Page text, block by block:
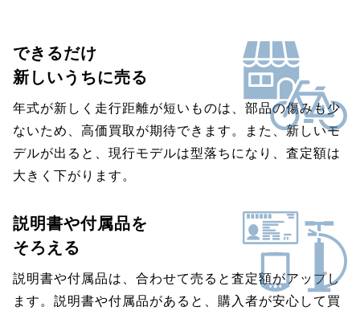
できるだけ
新しいうちに売る
年式が新しく走行距離が短いものは、部品の傷みも少
ないため、高価買取が期待できます。また、新しいモ
デルが出ると、現行モデルは型落ちになり、査定額は
大きく下がります。
説明書や付属品を
そろえる
説明書や付属品は、合わせて売ると査定額がアップし
ます。説明書や付属品があると、購入者が安心して買